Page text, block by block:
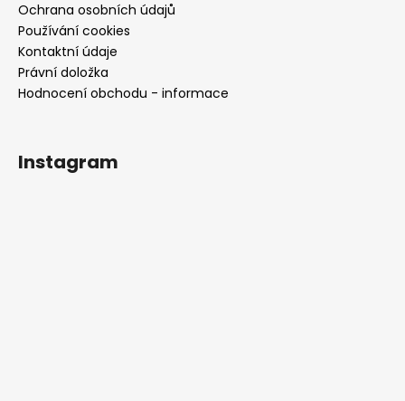
Ochrana osobních údajů
Používání cookies
Kontaktní údaje
Právní doložka
Hodnocení obchodu - informace
Instagram